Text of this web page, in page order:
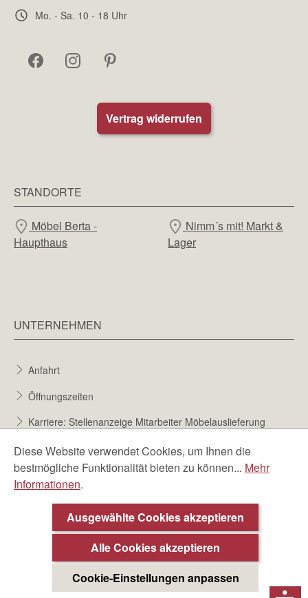
Mo. - Sa. 10 - 18 Uhr
Vertrag widerrufen
STANDORTE
Möbel Berta -
Haupthaus
Nimm´s mit! Markt &
Lager
UNTERNEHMEN
Anfahrt
Öffnungszeiten
Karriere: Stellenanzeige Mitarbeiter Möbelauslieferung
Karriere bei Möbel Berta
Bewerbungsformular
Diese Website verwendet Cookies, um Ihnen die
bestmögliche Funktionalität bieten zu können... Mehr
Informationen.
Ausgewählte Cookies akzeptieren
Alle Cookies akzeptieren
Cookie-Einstellungen anpassen